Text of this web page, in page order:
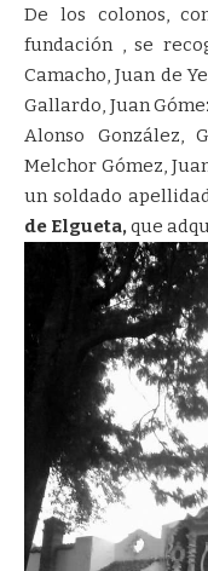
De los colonos,
fundación , se
Camacho, Juan de
Gallardo, Juan
Alonso González,
Melchor Gómez,
un soldado
de Elgueta,que